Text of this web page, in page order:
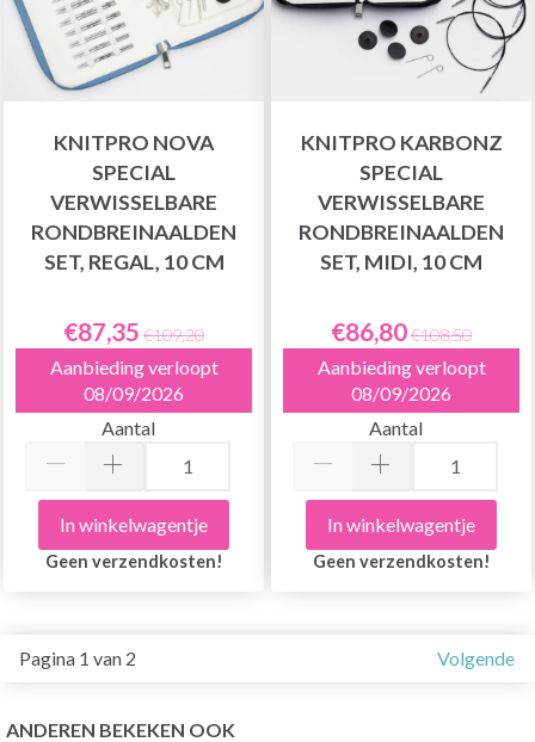
KNITPRO NOVA
SPECIAL
VERWISSELBARE
RONDBREINAALDEN
SET, REGAL, 10 CM
€87,35 €109,20
Aanbieding verloopt
08/09/2026
Aantal
In winkelwagentje
Geen verzendkosten!
KNITPRO KARBONZ
SPECIAL
VERWISSELBARE
RONDBREINAALDEN
SET, MIDI, 10 CM
€86,80€108,50
Aanbieding verloopt
08/09/2026
Aantal
In winkelwagentje
Geen verzendkosten!
Pagina 1 van 2 Volgende
ANDEREN BEKEKEN OOK